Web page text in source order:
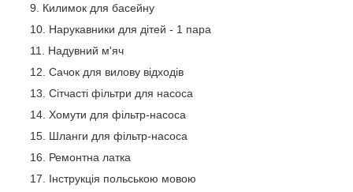
Килимок для басейну
Нарукавники для дітей - 1 пара
Надувний м'яч
Сачок для вилову відходів
Сітчасті фільтри для насоса
Хомути для фільтр-насоса
Шланги для фільтр-насоса
Ремонтна латка
Інструкція польською мовою